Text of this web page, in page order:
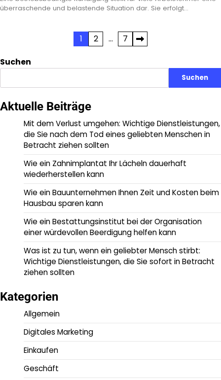
überraschende und belastende Situation dar. Sie erfolgt…
pagination
1 2 … 7
Suchen
Suchen
Aktuelle Beiträge
Mit dem Verlust umgehen: Wichtige Dienstleistungen,
die Sie nach dem Tod eines geliebten Menschen in
Betracht ziehen sollten
Wie ein Zahnimplantat Ihr Lächeln dauerhaft
wiederherstellen kann
Wie ein Bauunternehmen Ihnen Zeit und Kosten beim
Hausbau sparen kann
Wie ein Bestattungsinstitut bei der Organisation
einer würdevollen Beerdigung helfen kann
Was ist zu tun, wenn ein geliebter Mensch stirbt:
Wichtige Dienstleistungen, die Sie sofort in Betracht
ziehen sollten
Kategorien
Allgemein
Digitales Marketing
Einkaufen
Geschäft